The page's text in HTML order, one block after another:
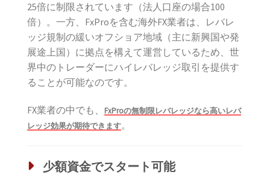
25倍に制限されています（法人口座の場合100
倍）。一方、FxProを含む海外FX業者は、レバレ
ッジ規制の緩いオフショア地域（主に新興国や発
展途上国）に拠点を構えて運営しているため、世
界中のトレーダーにハイレバレッジ取引を提供す
ることが可能なのです。
FX業者の中でも、
FxProの無制限レバレッジなら高いレバ
レッジ効果が期待できます。
少額資金でスタート可能